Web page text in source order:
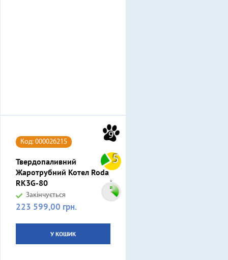
9
5
Код: 000026215
Твердопаливний
Жаротрубний Котел Roda
RK3G-80
Закінчується
Ціна
223 599,00 грн.
У КОШИК